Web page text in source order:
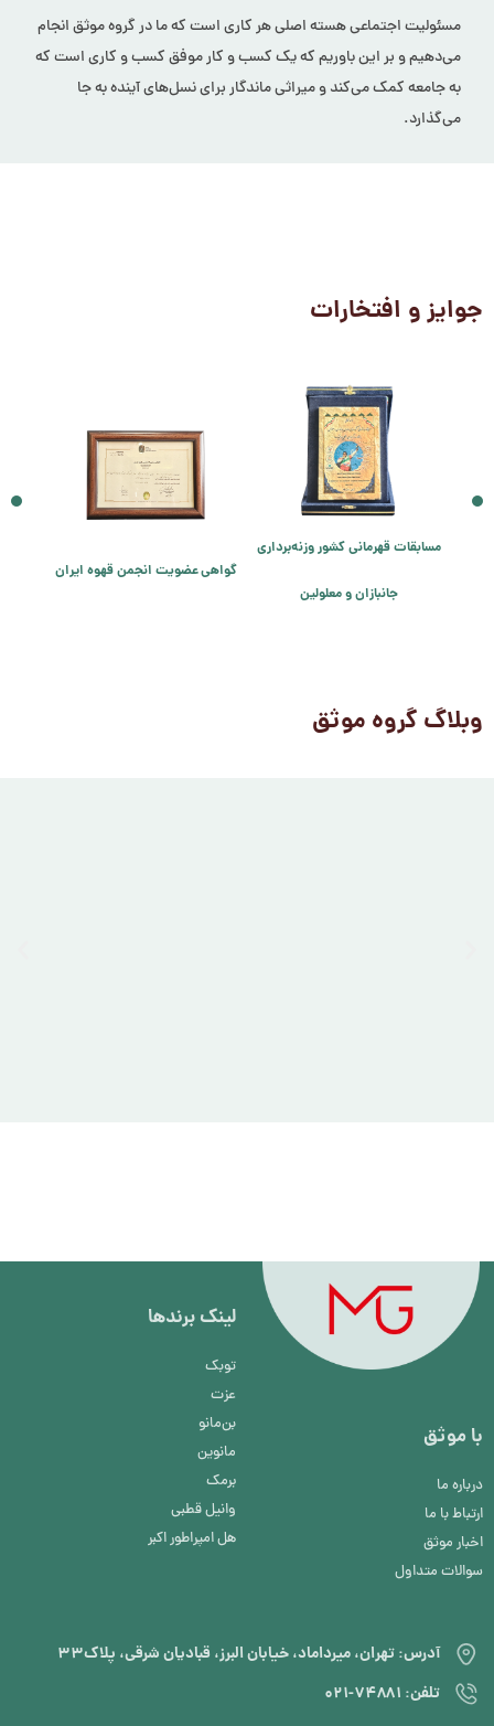
مسئولیت اجتماعی هسته اصلی هر کاری است که ما در گروه موثق انجام
می‌دهیم و بر این باوریم که یک کسب و کار موفق کسب و کاری است که
به جامعه کمک می‌کند و میراثی ماندگار برای نسل‌های آینده به جا
می‌گذارد.
جوایز و افتخارات
گواهی عضویت انجمن قهوه ایران
مسابقات قهرمانی کشور وزنه‌برداری
جانبازان و معلولین
وبلاگ گروه موثق
با موثق
درباره ما
ارتباط با ما
اخبار موثق
سوالات متداول
لینک برند‌ها
توبک
عزت
بن‌مانو
مانوین
برمک
وانیل قطبی
هل امپراطور اکبر
آدرس: تهران، میرداماد، خیابان البرز، قبادیان شرقی، پلاک۳۳
تلفن: ۷۴۸۸۱-۰۲۱